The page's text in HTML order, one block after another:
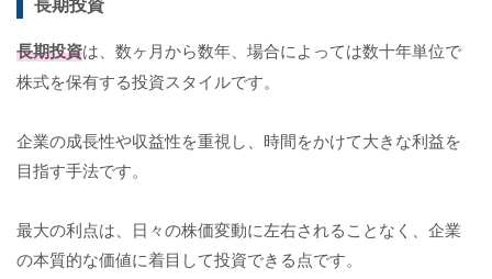
長期投資は、数ヶ月から数年、場合によっては数十年単位で
株式を保有する投資スタイルです。
企業の成長性や収益性を重視し、時間をかけて大きな利益を
目指す手法です。
最大の利点は、日々の株価変動に左右されることなく、企業
の本質的な価値に着目して投資できる点です。